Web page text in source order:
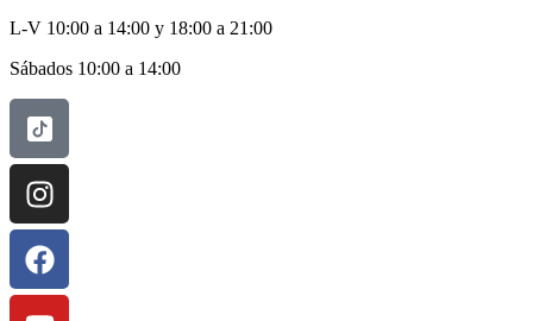
L-V 10:00 a 14:00 y 18:00 a 21:00
Sábados 10:00 a 14:00